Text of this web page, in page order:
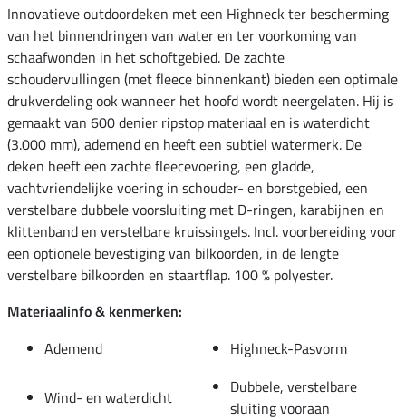
Innovatieve outdoordeken met een Highneck ter bescherming
van het binnendringen van water en ter voorkoming van
schaafwonden in het schoftgebied. De zachte
schoudervullingen (met fleece binnenkant) bieden een optimale
drukverdeling ook wanneer het hoofd wordt neergelaten. Hij is
gemaakt van 600 denier ripstop materiaal en is waterdicht
(3.000 mm), ademend en heeft een subtiel watermerk. De
deken heeft een zachte fleecevoering, een gladde,
vachtvriendelijke voering in schouder- en borstgebied, een
verstelbare dubbele voorsluiting met D-ringen, karabijnen en
klittenband en verstelbare kruissingels. Incl. voorbereiding voor
een optionele bevestiging van bilkoorden, in de lengte
verstelbare bilkoorden en staartflap. 100 % polyester.
Materiaalinfo & kenmerken:
Ademend
Highneck-Pasvorm
Wind- en waterdicht
Dubbele, verstelbare
sluiting vooraan